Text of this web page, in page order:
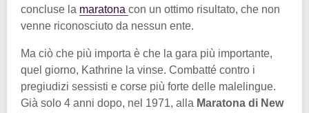
concluse la maratona con un ottimo risultato, che non
venne riconosciuto da nessun ente.
Ma ciò che più importa è che la gara più importante,
quel giorno, Kathrine la vinse. Combatté contro i
pregiudizi sessisti e corse più forte delle malelingue.
Già solo 4 anni dopo, nel 1971, alla Maratona di New